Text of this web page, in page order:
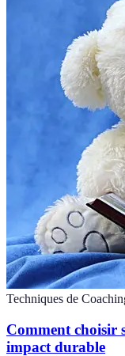
Techniques de
Comment choisir
impact durable